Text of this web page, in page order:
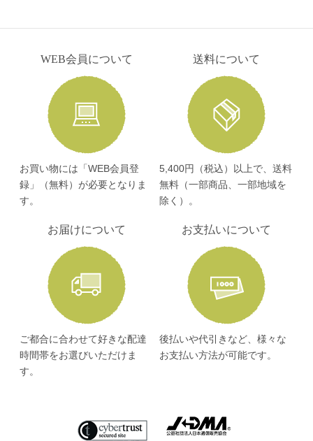
WEB会員について
お買い物には「WEB会員登
録」（無料）が必要となりま
す。
送料について
5,400円（税込）以上で、送料
無料（一部商品、一部地域を
除く）。
お届けについて
ご都合に合わせて好きな配達
時間帯をお選びいただけま
す。
お支払いについて
後払いや代引きなど、様々な
お支払い方法が可能です。